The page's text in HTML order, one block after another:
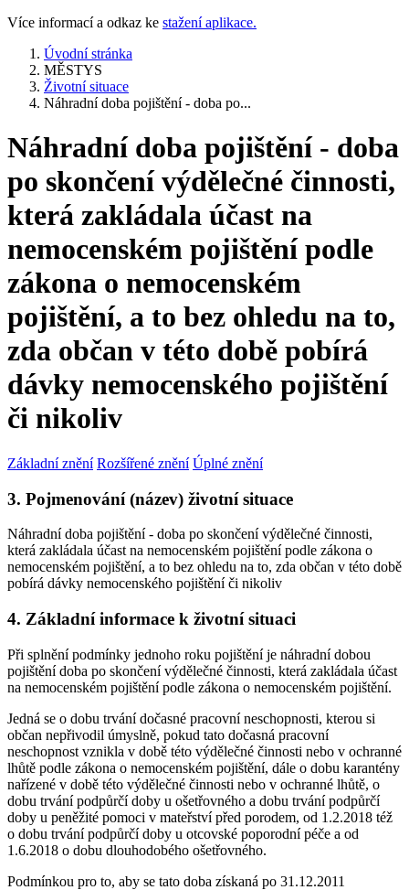
Více informací a odkaz ke stažení aplikace.
Úvodní stránka
MĚSTYS
Životní situace
Náhradní doba pojištění - doba po...
Náhradní doba pojištění - doba
po skončení výdělečné činnosti,
která zakládala účast na
nemocenském pojištění podle
zákona o nemocenském
pojištění, a to bez ohledu na to,
zda občan v této době pobírá
dávky nemocenského pojištění
či nikoliv
Základní znění Rozšířené znění Úplné znění
3. Pojmenování (název) životní situace
Náhradní doba pojištění - doba po skončení výdělečné činnosti,
která zakládala účast na nemocenském pojištění podle zákona o
nemocenském pojištění, a to bez ohledu na to, zda občan v této době
pobírá dávky nemocenského pojištění či nikoliv
4. Základní informace k životní situaci
Při splnění podmínky jednoho roku pojištění je náhradní dobou
pojištění doba po skončení výdělečné činnosti, která zakládala účast
na nemocenském pojištění podle zákona o nemocenském pojištění.
Jedná se o dobu trvání dočasné pracovní neschopnosti, kterou si
občan nepřivodil úmyslně, pokud tato dočasná pracovní
neschopnost vznikla v době této výdělečné činnosti nebo v ochranné
lhůtě podle zákona o nemocenském pojištění, dále o dobu karantény
nařízené v době této výdělečné činnosti nebo v ochranné lhůtě, o
dobu trvání podpůrčí doby u ošetřovného a dobu trvání podpůrčí
doby u peněžité pomoci v mateřství před porodem, od 1.2.2018 též
o dobu trvání podpůrčí doby u otcovské poporodní péče a od
1.6.2018 o dobu dlouhodobého ošetřovného.
Podmínkou pro to, aby se tato doba získaná po 31.12.2011